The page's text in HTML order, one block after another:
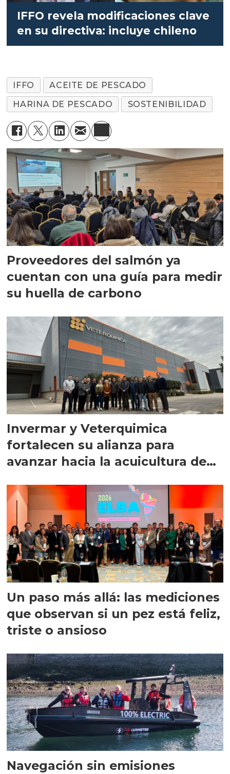
IFFO revela modificaciones clave
en su directiva: incluye chileno
IFFO
ACEITE DE PESCADO
HARINA DE PESCADO
SOSTENIBILIDAD
Proveedores del salmón ya
cuentan con una guía para medir
su huella de carbono
Invermar y Veterquimica
fortalecen su alianza para
avanzar hacia la acuicultura de
Un paso más allá: las mediciones
que observan si un pez está feliz,
triste o ansioso
Navegación sin emisiones